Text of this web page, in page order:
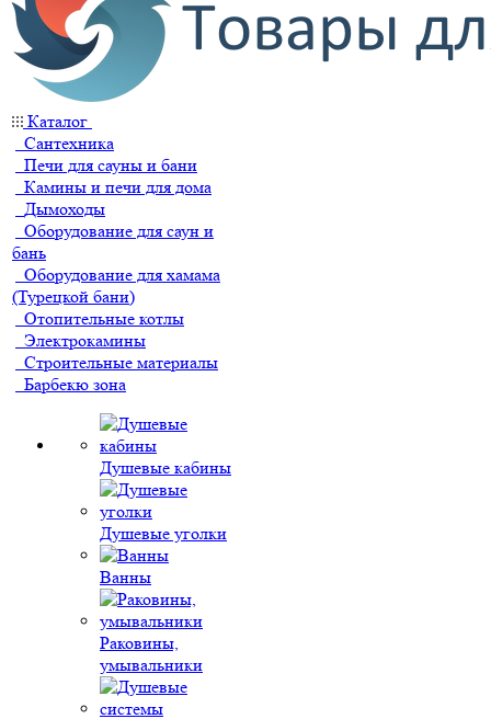
Каталог
Сантехника
Печи для сауны и бани
Камины и печи для дома
Дымоходы
Оборудование для саун и
бань
Оборудование для хамама
(Турецкой бани)
Отопительные котлы
Электрокамины
Строительные материалы
Барбекю зона
Душевые кабины
Душевые уголки
Ванны
Раковины,
умывальники